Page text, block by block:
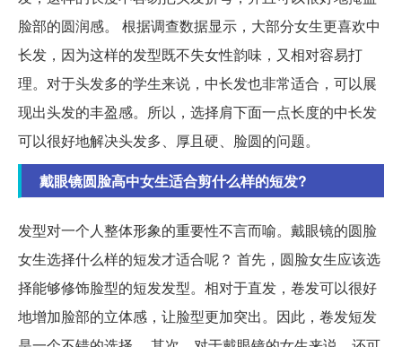
脸部的圆润感。 根据调查数据显示，大部分女生更喜欢中
长发，因为这样的发型既不失女性韵味，又相对容易打
理。对于头发多的学生来说，中长发也非常适合，可以展
现出头发的丰盈感。所以，选择肩下面一点长度的中长发
可以很好地解决头发多、厚且硬、脸圆的问题。
戴眼镜圆脸高中女生适合剪什么样的短发?
发型对一个人整体形象的重要性不言而喻。戴眼镜的圆脸
女生选择什么样的短发才适合呢？ 首先，圆脸女生应该选
择能够修饰脸型的短发发型。相对于直发，卷发可以很好
地增加脸部的立体感，让脸型更加突出。因此，卷发短发